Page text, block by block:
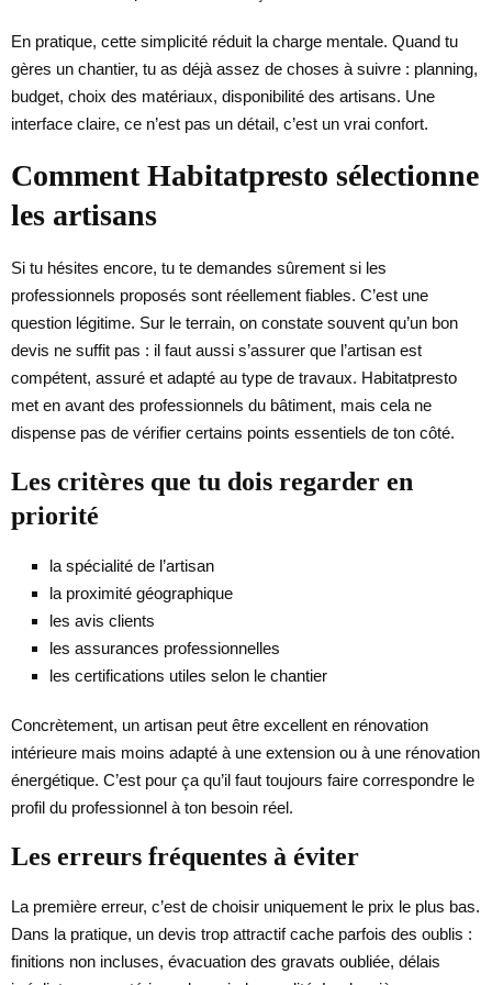
En pratique, cette simplicité réduit la charge mentale. Quand tu
gères un chantier, tu as déjà assez de choses à suivre : planning,
budget, choix des matériaux, disponibilité des artisans. Une
interface claire, ce n’est pas un détail, c’est un vrai confort.
Comment Habitatpresto sélectionne
les artisans
Si tu hésites encore, tu te demandes sûrement si les
professionnels proposés sont réellement fiables. C’est une
question légitime. Sur le terrain, on constate souvent qu’un bon
devis ne suffit pas : il faut aussi s’assurer que l’artisan est
compétent, assuré et adapté au type de travaux. Habitatpresto
met en avant des professionnels du bâtiment, mais cela ne
dispense pas de vérifier certains points essentiels de ton côté.
Les critères que tu dois regarder en
priorité
la spécialité de l’artisan
la proximité géographique
les avis clients
les assurances professionnelles
les certifications utiles selon le chantier
Concrètement, un artisan peut être excellent en rénovation
intérieure mais moins adapté à une extension ou à une rénovation
énergétique. C’est pour ça qu’il faut toujours faire correspondre le
profil du professionnel à ton besoin réel.
Les erreurs fréquentes à éviter
La première erreur, c’est de choisir uniquement le prix le plus bas.
Dans la pratique, un devis trop attractif cache parfois des oublis :
finitions non incluses, évacuation des gravats oubliée, délais